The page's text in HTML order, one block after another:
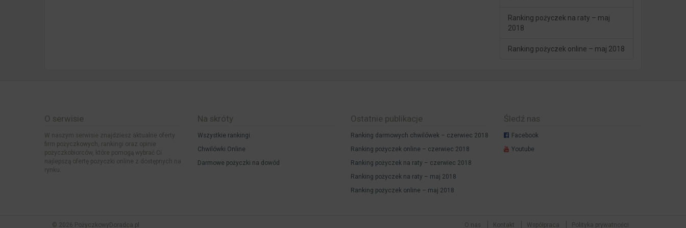
Ranking pożyczek na raty – maj
2018
Ranking pożyczek online – maj 2018
O serwisie
W naszym serwisie znajdziesz aktualne oferty
firm pożyczkowych, rankingi oraz opinie
pożyczkobiorców, które pomogą wybrać Ci
najlepszą ofertę pożyczki online z dostępnych na
rynku.
Na skróty
Wszystkie rankingi
Chwilówki Online
Darmowe pożyczki na dowód
Ostatnie publikacje
Ranking darmowych chwilówek – czerwiec 2018
Ranking pożyczek online – czerwiec 2018
Ranking pożyczek na raty – czerwiec 2018
Ranking pożyczek na raty – maj 2018
Ranking pożyczek online – maj 2018
Śledź nas
Facebook
Youtube
© 2026 PożyczkowyDoradca.pl O nas Kontakt Współpraca Polityka prywatności